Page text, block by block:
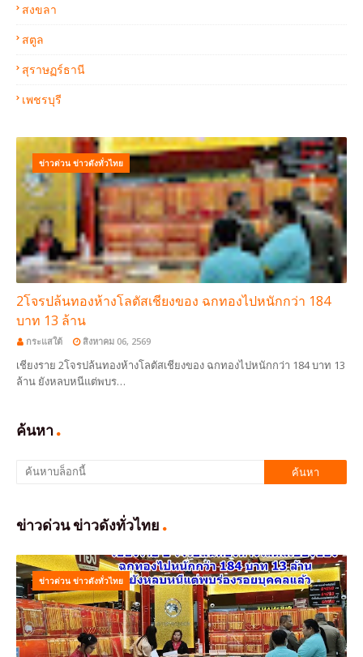
สงขลา
สตูล
สุราษฏร์ธานี
เพชรบุรี
ข่าวด่วน ข่าวดังทั่วไทย
2โจรปล้นทองห้างโลตัสเชียงของ ฉกทองไปหนักกว่า 184
บาท 13 ล้าน
กระแสใต้ สิงหาคม 06, 2569
เชียงราย 2โจรปล้นทองห้างโลตัสเชียงของ ฉกทองไปหนักกว่า 184 บาท 13
ล้าน ยังหลบหนีแต่พบร…
ค้นหา
ข่าวด่วน ข่าวดังทั่วไทย
ข่าวด่วน ข่าวดังทั่วไทย